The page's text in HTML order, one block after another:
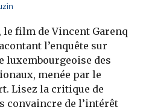
le film de Vincent Garenq
l’enquête sur
luxembourgeoise des
menée par le
Lisez la critique de
convaincre de l’intérêt